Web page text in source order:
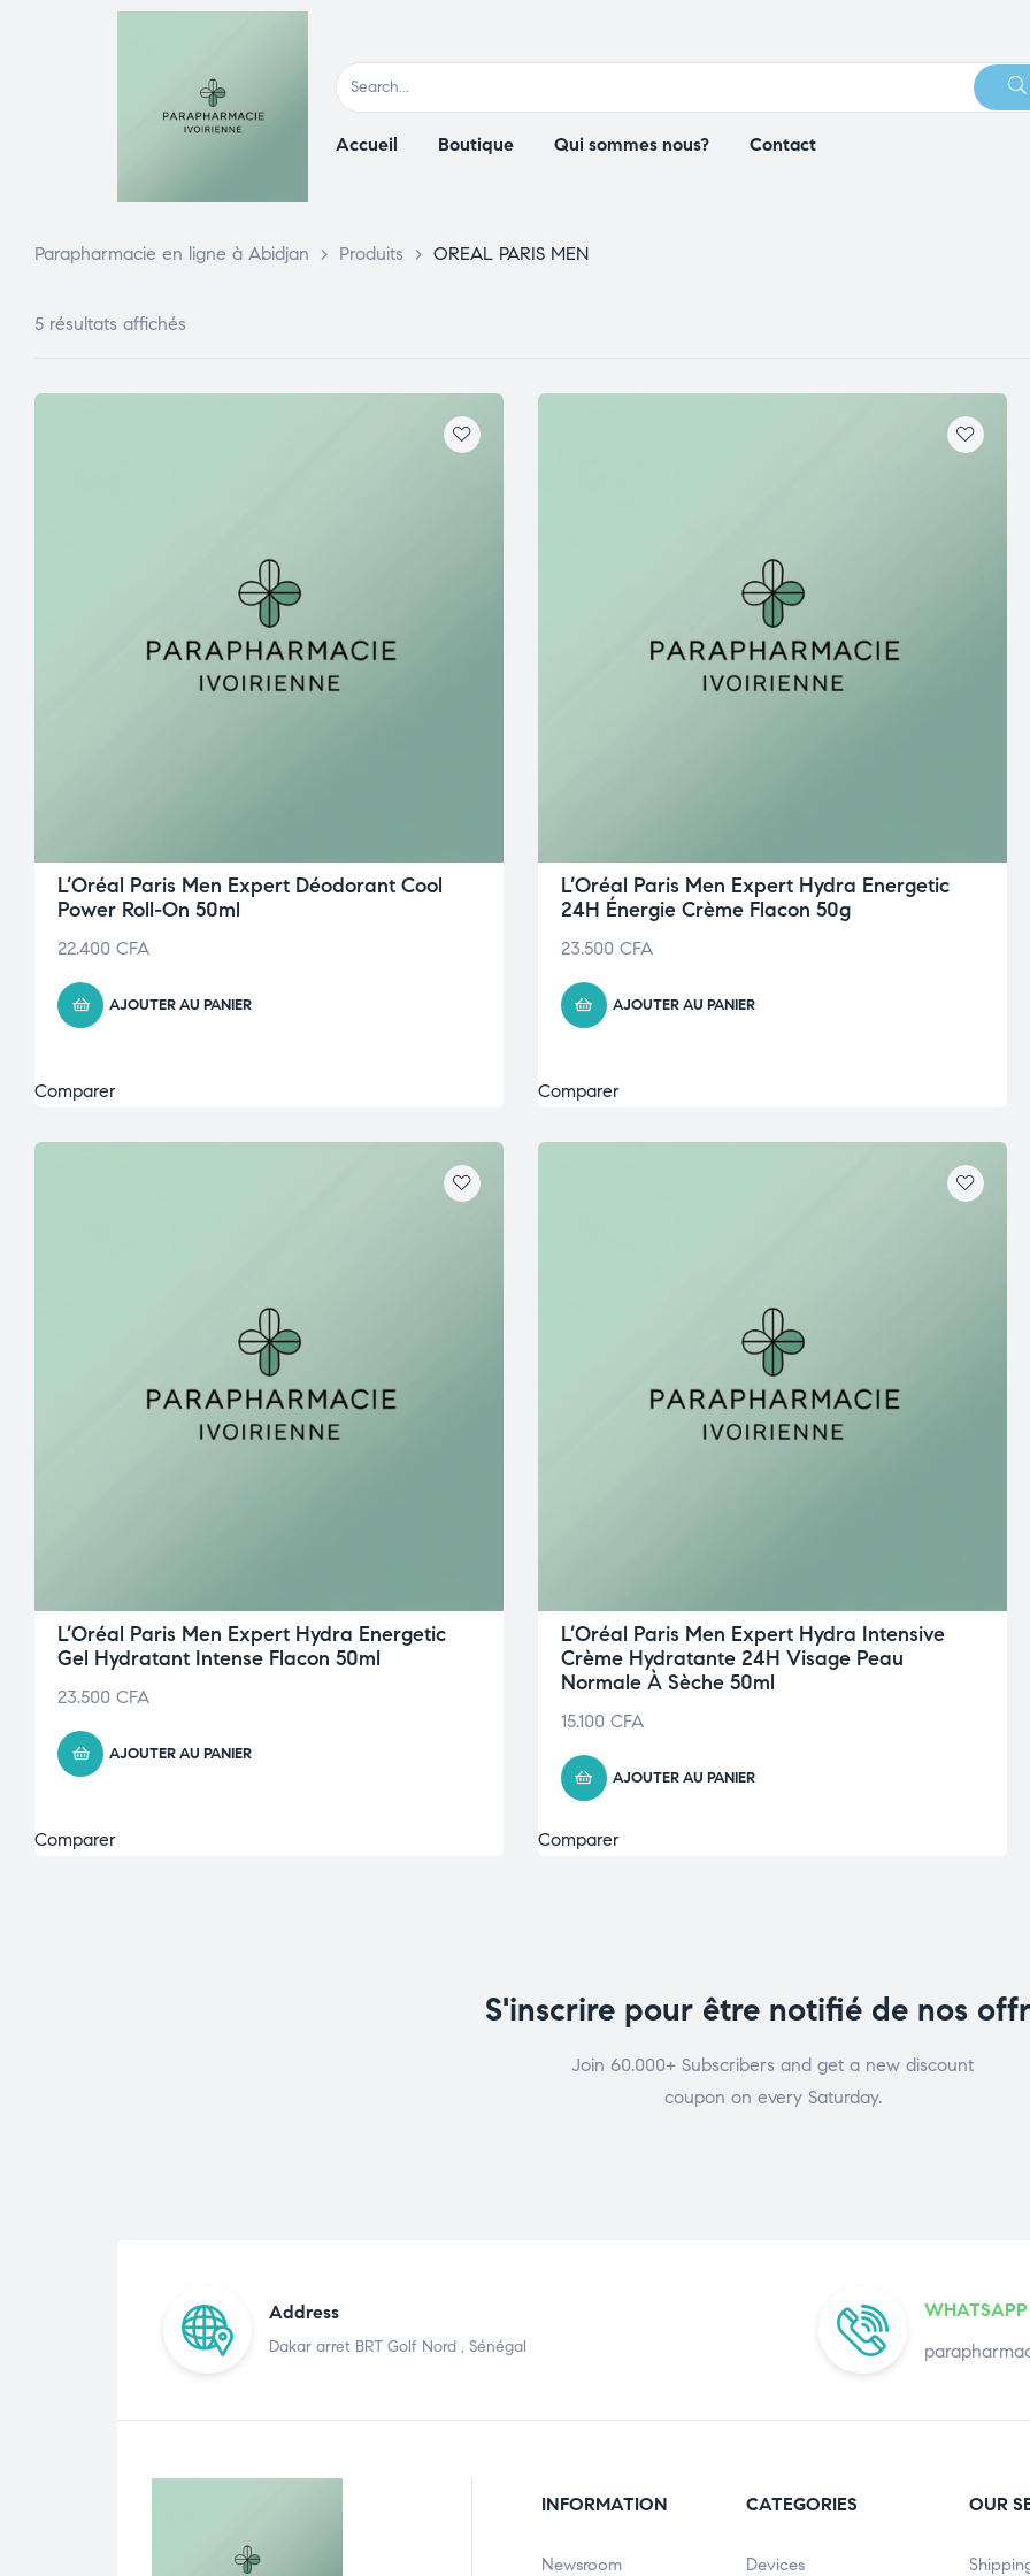
Accueil Boutique Qui sommes nous? Contact
Parapharmacie en ligne à Abidjan > Produits > OREAL PARIS MEN
5 résultats affichés
L’Oréal Paris Men Expert Déodorant Cool
Power Roll-On 50ml
22.400 CFA
AJOUTER AU PANIER
Comparer
L’Oréal Paris Men Expert Hydra Energetic
24H Énergie Crème Flacon 50g
23.500 CFA
AJOUTER AU PANIER
Comparer
L’Oréal Paris Men Expert Hydra Energetic
Gel Hydratant Intense Flacon 50ml
23.500 CFA
AJOUTER AU PANIER
Comparer
L’Oréal Paris Men Expert Hydra Intensive
Crème Hydratante 24H Visage Peau
Normale À Sèche 50ml
15.100 CFA
AJOUTER AU PANIER
Comparer
S'inscrire pour être notifié de nos
Join 60.000+ Subscribers and get a new discount
coupon on every Saturday.
Address
Dakar arret BRT Golf Nord , Sénégal
WHATSAPP
INFORMATION
Newsroom
CATEGORIES
Devices
OUR